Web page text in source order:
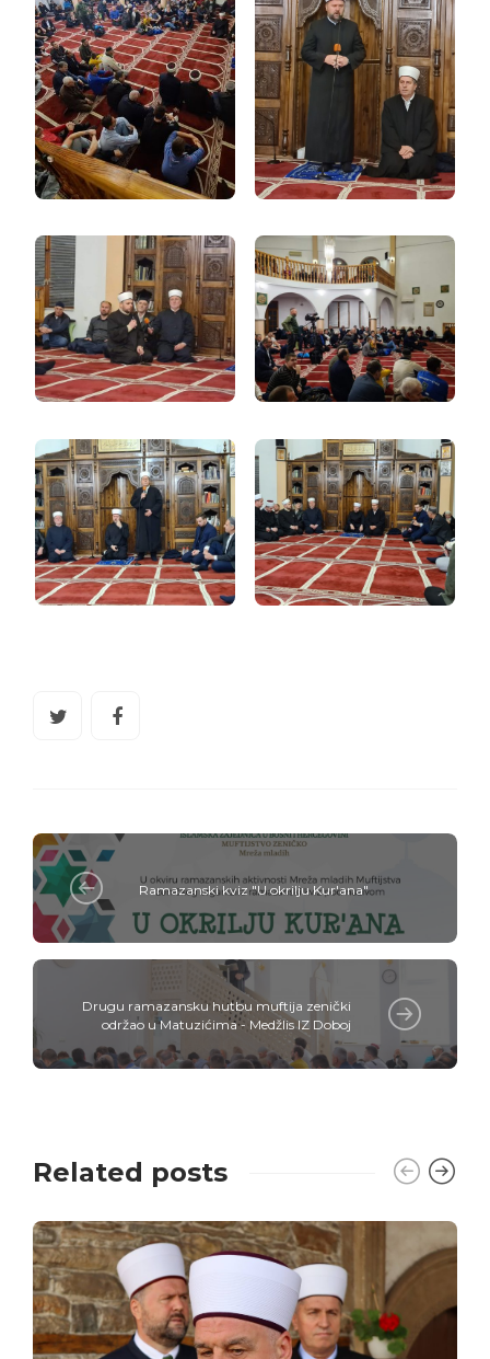
Ramazanski kviz "U okrilju Kur'ana"
Drugu ramazansku hutbu muftija zenički
održao u Matuzićima - Medžlis IZ Doboj
Related posts